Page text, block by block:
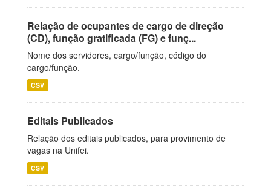
Relação de ocupantes de cargo de direção
(CD), função gratificada (FG) e funç...
Nome dos servidores, cargo/função, código do
cargo/função.
CSV
Editais Publicados
Relação dos editais publicados, para provimento de
vagas na Unifei.
CSV